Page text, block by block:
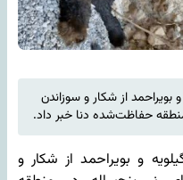
از شکار و سوزاندن
حفاظت‌شده دنا خبر داد.
و بویراحمد از شکار و